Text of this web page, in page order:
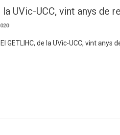
la UVic-UCC, vint anys de
GETLIHC, de la UVic-UCC, vint